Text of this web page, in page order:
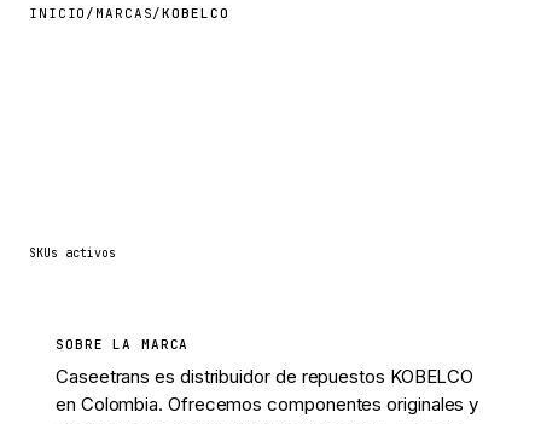
INICIO / MARCAS/KOBELCO
SKUs activos
SOBRE LA MARCA
Caseetrans es distribuidor de repuestos KOBELCO
en Colombia. Ofrecemos componentes originales y